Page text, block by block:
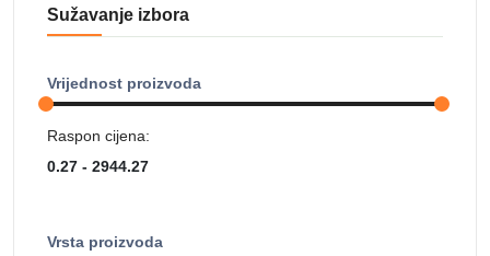
Sužavanje izbora
Vrijednost proizvoda
Raspon cijena:
Vrsta proizvoda